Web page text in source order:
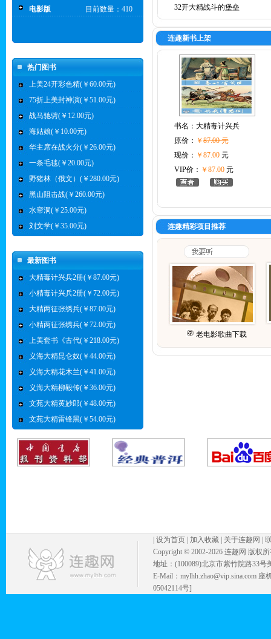
电影版 目前数量：410
热门图书
上美24开彩色精(￥60.00元)
75折上美封神演(￥51.00元)
战马驰骋(￥12.00元)
海姑娘(￥10.00元)
华主席在战火分(￥26.00元)
一条毛毯(￥20.00元)
野猪林（俄文）(￥280.00元)
黑山阻击战(￥260.00元)
水帘洞(￥25.00元)
刘文学(￥35.00元)
最新图书
大精毒计兴兵2册(￥87.00元)
小精毒计兴兵2册(￥72.00元)
大精两征张绣兵(￥87.00元)
小精两征张绣兵(￥72.00元)
上美套书《古代(￥218.00元)
义海大精昆仑奴(￥44.00元)
义海大精花木兰(￥41.00元)
义海大精柳毅传(￥36.00元)
文苑大精黄妙郎(￥48.00元)
文苑大精雷锋黑(￥54.00元)
32开大精战斗的堡垒
连趣新书上架
书名： 大精毒计兴兵
原价： ￥87.00 元
现价： ￥87.00元
VIP价： ￥87.00元
连趣精彩项目推荐
老电影歌曲下载
设为首页 加入收藏 关于连趣网
Copyright © 2002-2026 连趣网 版权
地址：(100089)北京市紫竹院路33号
E-Mail：mylhh.zhao@vip.sina.com
05042114号]